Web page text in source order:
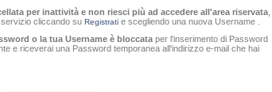
per inattività e non riesci più ad accedere all'area riservata,
cliccando su Registratie scegliendo una nuova Username .
o la tua Username è bloccataper l'inserimento di Password
e riceverai una Password temporanea all'indirizzo e-mail che hai